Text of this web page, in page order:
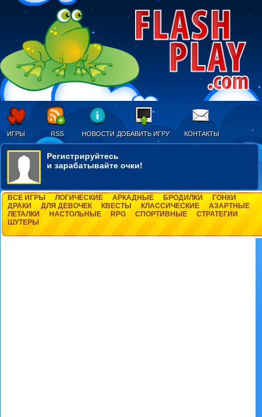
ИГРЫ RSS НОВОСТИ ДОБАВИТЬ ИГРУ КОНТАКТЫ
Регистрируйтесь
и зарабатывайте очки!
ВСЕ ИГРЫ ЛОГИЧЕСКИЕ АРКАДНЫЕ БРОДИЛКИ
ГОНКИ
ДРАКИ
ДЛЯ ДЕВОЧЕК КВЕСТЫ КЛАССИЧЕСКИЕ
АЗАРТНЫЕ
ЛЕТАЛКИ
НАСТОЛЬНЫЕ RPG СПОРТИВНЫЕ
СТРАТЕГИИ
ШУТЕРЫ